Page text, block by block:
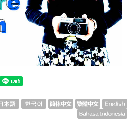
ภาษาไทย
Bahasa Indonesia